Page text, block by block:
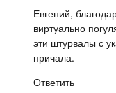
Евгений,
виртуально
эти штурвалы с
причала.
Ответить